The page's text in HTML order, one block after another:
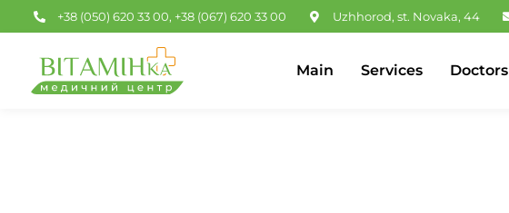
Skip
to
content
+38 (050) 620 33 00, +38 (067) 620 33 00 Uzhhorod, st. Novaka, 44
Main Services Doctors